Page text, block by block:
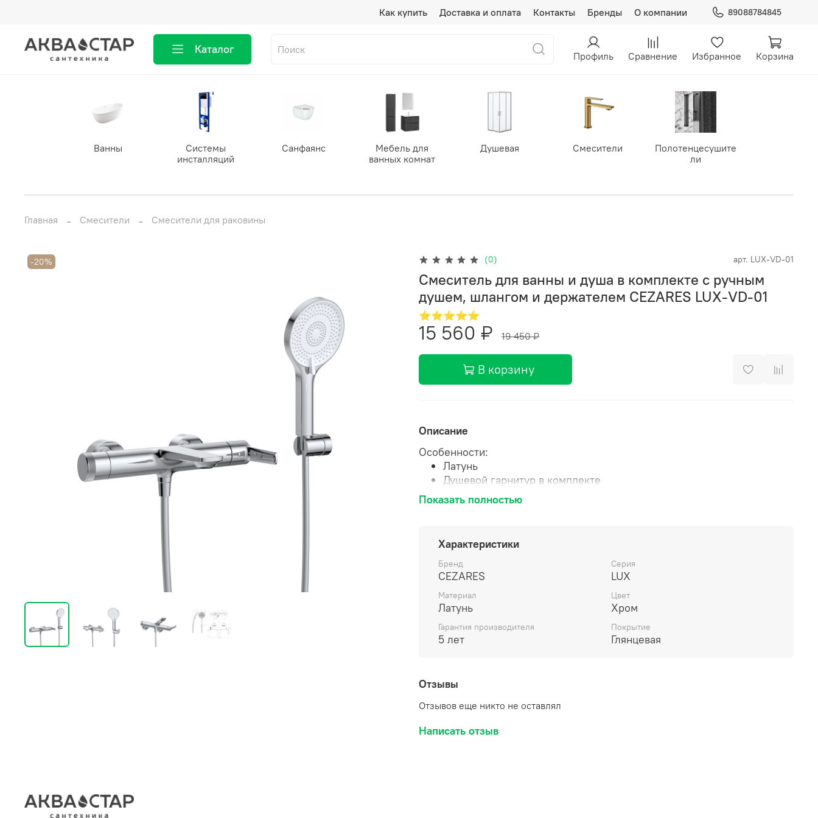
Как купить Доставка и оплата Контакты Бренды О компании 89088784845
Каталог Профиль Сравнение Избранное Корзина
Ванны
Системы
инсталляций
Санфаянс
Мебель для
ванных комнат
Душевая Смесители
Полотенцесушите
ли
Главная Смесители Смесители для раковины
-20% (0) арт. LUX-VD-01
Смеситель для ванны и душа в комплекте с ручным
душем, шлангом и держателем CEZARES LUX-VD-01
⭐⭐⭐⭐⭐
15 560 ₽ 19 450 ₽
В корзину
Описание
Особенности:
Латунь
Душевой гарнитур в комплекте
Имеет встроенный девиатор, автоматически переключающий поток
Глянцевая поверхность
Стандарт подключения: 1/2"
Оснащение: душевая лейка / душевой шланг / держатель для душа
Показать полностью
Характеристики
Бренд
CEZARES
Серия
LUX
Материал
Латунь
Цвет
Хром
Гарантия производителя
5 лет
Покрытие
Глянцевая
Отзывы
Отзывов еще никто не оставлял
Написать отзыв